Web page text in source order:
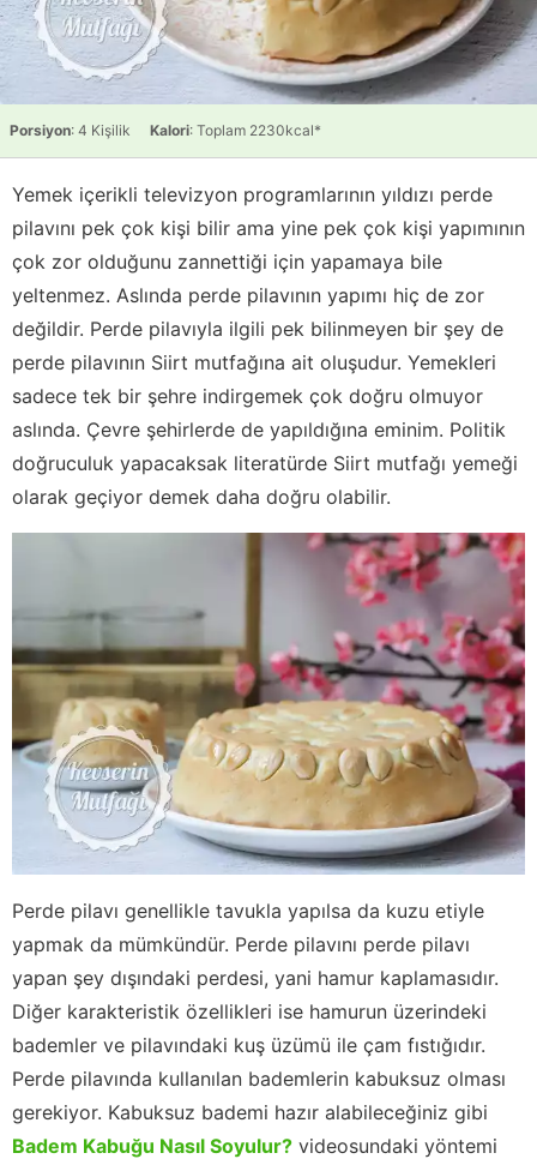
Porsiyon: 4 Kişilik Kalori: Toplam 2230kcal*
Yemek içerikli televizyon programlarının yıldızı perde
pilavını pek çok kişi bilir ama yine pek çok kişi yapımının
çok zor olduğunu zannettiği için yapamaya bile
yeltenmez. Aslında perde pilavının yapımı hiç de zor
değildir. Perde pilavıyla ilgili pek bilinmeyen bir şey de
perde pilavının Siirt mutfağına ait oluşudur. Yemekleri
sadece tek bir şehre indirgemek çok doğru olmuyor
aslında. Çevre şehirlerde de yapıldığına eminim. Politik
doğruculuk yapacaksak literatürde Siirt mutfağı yemeği
olarak geçiyor demek daha doğru olabilir.
Perde pilavı genellikle tavukla yapılsa da kuzu etiyle
yapmak da mümkündür. Perde pilavını perde pilavı
yapan şey dışındaki perdesi, yani hamur kaplamasıdır.
Diğer karakteristik özellikleri ise hamurun üzerindeki
bademler ve pilavındaki kuş üzümü ile çam fıstığıdır.
Perde pilavında kullanılan bademlerin kabuksuz olması
gerekiyor. Kabuksuz bademi hazır alabileceğiniz gibi
Badem Kabuğu Nasıl Soyulur? videosundaki yöntemi